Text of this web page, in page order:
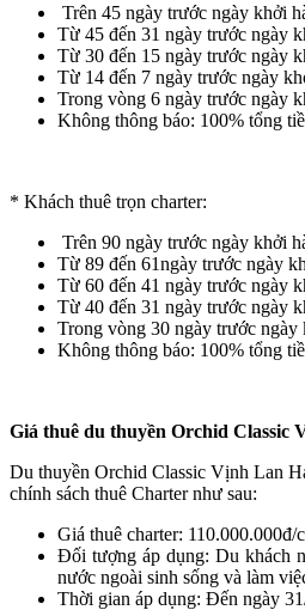
Trên 45 ngày trước ngày khởi
Từ 45 đến 31 ngày trước ngày
Từ 30 đến 15 ngày trước ngày
Từ 14 đến 7 ngày trước ngày
Trong vòng 6 ngày trước ngày
Không thông báo: 100% tổng
* Khách thuê trọn charter:
Trên 90 ngày trước ngày khởi
Từ 89 đến 61ngày trước ngày
Từ 60 đến 41 ngày trước ngày
Từ 40 đến 31 ngày trước ngày
Trong vòng 30 ngày trước ngày
Không thông báo: 100% tổng
Giá thuê du thuyền Orchid Classic
Du thuyền Orchid Classic Vịnh Lan
chính sách thuê Charter như sau:
Giá thuê charter: 110.000.000đ/
Đối tượng áp dụng: Du khách
nước ngoài sinh sống và làm
Thời gian áp dụng: Đến ngày